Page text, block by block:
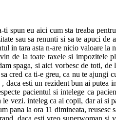
spun eu aici cum sta treaba
sau sa renunti si sa te apuci de
in tara asta n-are nicio valoare
de la toate taxele si impozitele
spaga, si aici vorbesc de toti,
cred ca ti-e greu, ca nu te ajungi
esti un rezident bun ai putea
pacientul si intelege ca
vezi. inteleg ca ai copil, dar ai si
pana la ora 11 dimineata, reusesc